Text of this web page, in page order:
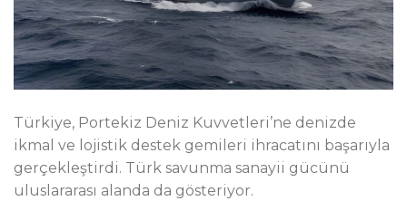
Türkiye, Portekiz Deniz Kuvvetleri’ne denizde
ikmal ve lojistik destek gemileri ihracatını başarıyla
gerçekleştirdi. Türk savunma sanayii gücünü
uluslararası alanda da gösteriyor.